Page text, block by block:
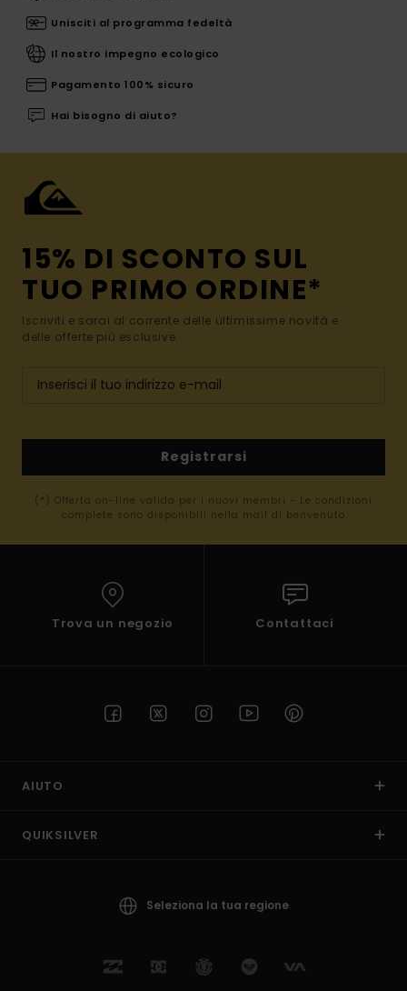
Unisciti al programma fedeltà
Il nostro impegno ecologico
Pagamento 100% sicuro
Hai bisogno di aiuto?
15% DI SCONTO SUL
TUO PRIMO ORDINE*
Iscriviti e sarai al corrente delle ultimissime novità e
delle offerte più esclusive.
Registrarsi
(*) Offerta on-line valida per i nuovi membri - Le condizioni
complete sono disponibili nella mail di benvenuto
Trova un negozio Contattaci
AIUTO
QUIKSILVER
Seleziona la tua regione